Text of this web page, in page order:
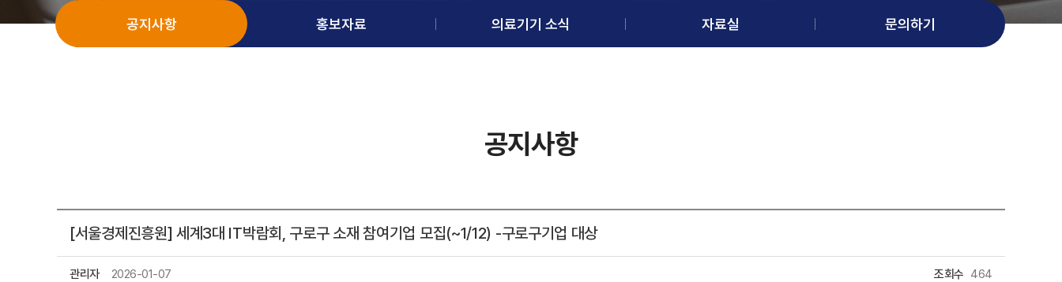
공지사항 홍보자료 의료기기 소식 자료실 문의하기
공지사항
[서울경제진흥원] 세계3대 IT박람회, 구로구 소재 참여기업 모집(~1/12) -구로구기업 대상
관리자 2026-01-07 조회수 464